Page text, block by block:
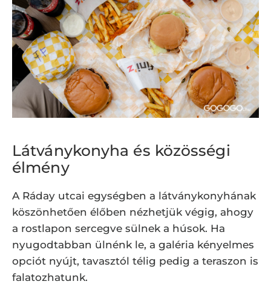
Látványkonyha és közösségi
élmény
A Ráday utcai egységben a látványkonyhának
köszönhetően élőben nézhetjük végig, ahogy
a rostlapon sercegve sülnek a húsok. Ha
nyugodtabban ülnénk le, a galéria kényelmes
opciót nyújt, tavasztól télig pedig a teraszon is
falatozhatunk.